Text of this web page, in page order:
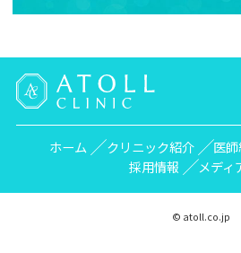
ホーム クリニック紹介 医
採用情報
メディ
© atoll.co.jp